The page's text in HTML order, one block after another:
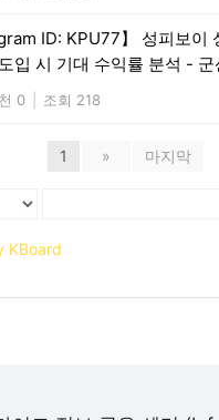
ID: KPU77】 성피보이
입 시 기대 수익률 분석 - 군
0 조회 218
1 » 마지막
KBoard